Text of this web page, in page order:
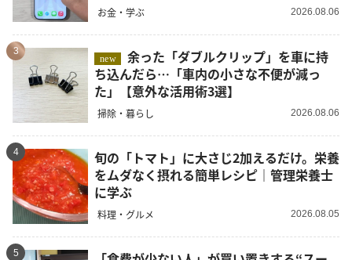
お金・学ぶ 2026.08.06
3
new
余った「ダブルクリップ」を車に持
ち込んだら…「車内の小さな不便が減っ
た」【意外な活用術3選】
掃除・暮らし 2026.08.06
4
旬の「トマト」に大さじ2加えるだけ。栄養
をムダなく摂れる簡単レシピ｜管理栄養士
に学ぶ
料理・グルメ 2026.08.05
5